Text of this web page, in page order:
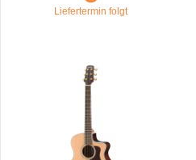
Liefertermin folgt